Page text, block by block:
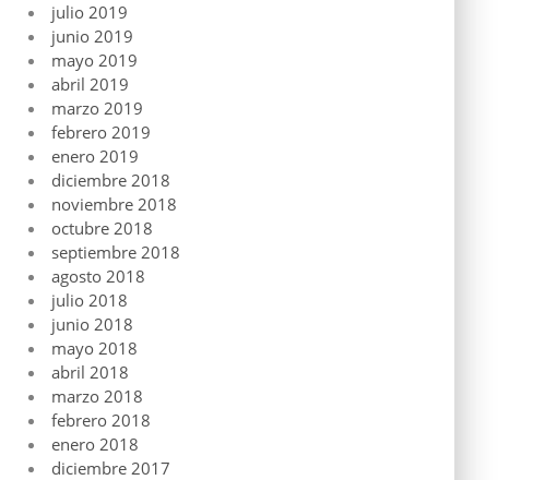
julio 2019
junio 2019
mayo 2019
abril 2019
marzo 2019
febrero 2019
enero 2019
diciembre 2018
noviembre 2018
octubre 2018
septiembre 2018
agosto 2018
julio 2018
junio 2018
mayo 2018
abril 2018
marzo 2018
febrero 2018
enero 2018
diciembre 2017